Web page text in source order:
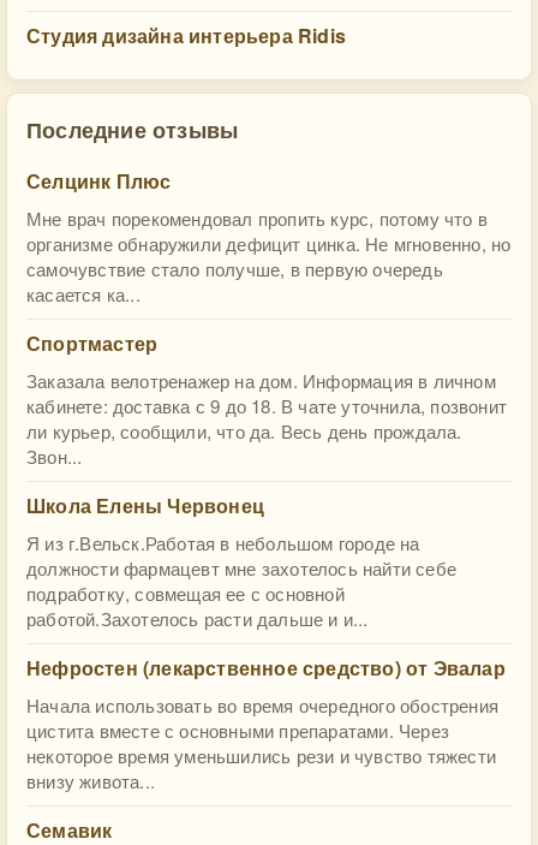
Студия дизайна интерьера Ridis
Последние отзывы
Селцинк Плюс
Мне врач порекомендовал пропить курс, потому что в
организме обнаружили дефицит цинка. Не мгновенно, но
самочувствие стало получше, в первую очередь
касается ка...
Спортмастер
Заказала велотренажер на дом. Информация в личном
кабинете: доставка с 9 до 18. В чате уточнила, позвонит
ли курьер, сообщили, что да. Весь день прождала.
Звон...
Школа Елены Червонец
Я из г.Вельск.Работая в небольшом городе на
должности фармацевт мне захотелось найти себе
подработку, совмещая ее с основной
работой.Захотелось расти дальше и и...
Нефростен (лекарственное средство) от Эвалар
Начала использовать во время очередного обострения
цистита вместе с основными препаратами. Через
некоторое время уменьшились рези и чувство тяжести
внизу живота...
Семавик